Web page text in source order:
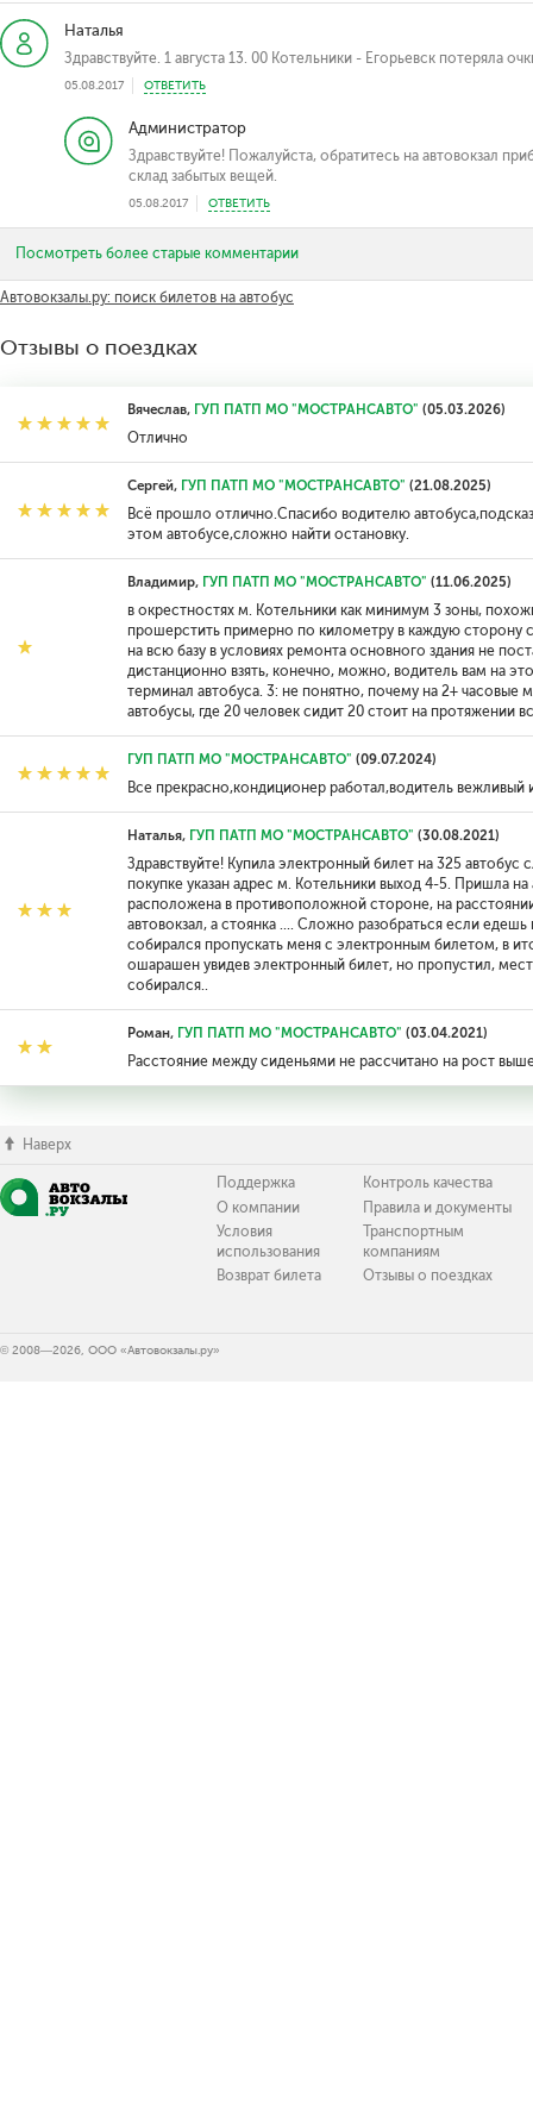
Наталья
Здравствуйте. 1 августа 13. 00 Котельники - Егорьевск потеряла
05.08.2017 ОТВЕТИТЬ
Администратор
Здравствуйте! Пожалуйста, обратитесь на автовокзал
склад забытых вещей.
05.08.2017 ОТВЕТИТЬ
Посмотреть более старые комментарии
Автовокзалы.ру: поиск билетов на автобус
Отзывы о поездках
Вячеслав, ГУП ПАТП МО "МОСТРАНСАВТО" (05.03.2026)
Отлично
Сергей, ГУП ПАТП МО "МОСТРАНСАВТО" (21.08.2025)
Всё прошло отлично.Спасибо водителю
этом автобусе,сложно найти остановку.
Владимир, ГУП ПАТП МО "МОСТРАНСАВТО" (11.06.2025)
в окрестностях м. Котельники как минимум 3 зоны,
прошерстить примерно по километру в каждую сторону
на всю базу в условиях ремонта основного здания не
дистанционно взять, конечно, можно, водитель вам на
терминал автобуса. 3: не понятно, почему на 2+ часовые
автобусы, где 20 человек сидит 20 стоит на протяжении
ГУП ПАТП МО "МОСТРАНСАВТО" (09.07.2024)
Все прекрасно,кондиционер работал,водитель
Наталья, ГУП ПАТП МО "МОСТРАНСАВТО" (30.08.2021)
Здравствуйте! Купила электронный билет на 325
покупке указан адрес м. Котельники выход 4-5. Пришла на
расположена в противоположной стороне, на
автовокзал, а стоянка .... Сложно разобраться если
собирался пропускать меня с электронным билетом, в
ошарашен увидев электронный билет, но пропустил,
собирался..
Роман, ГУП ПАТП МО "МОСТРАНСАВТО" (03.04.2021)
Расстояние между сиденьями не рассчитано на рост
Наверх
Поддержка
О компании
Условия
использования
Возврат билета
Контроль качества
Правила и документы
Транспортным
компаниям
Отзывы о поездках
© 2008—2026, ООО «Автовокзалы.ру»